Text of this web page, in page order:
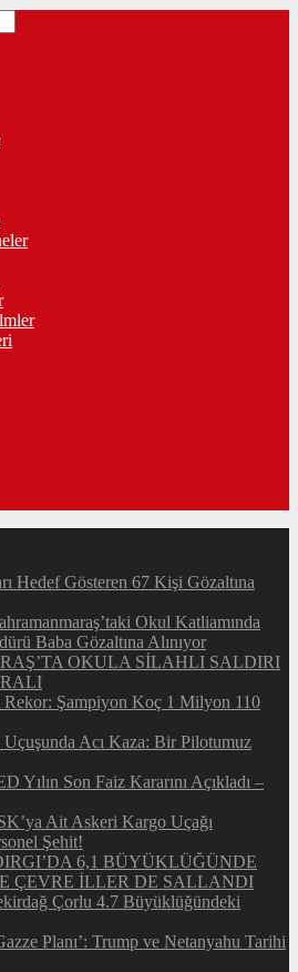
Hedef Gösteren 67 Kişi Gözaltına
Okul Katliamında
Baba Gözaltına Alınıyor
OKULA SİLAHLI SALDIRI
Rekor: Şampiyon Koç 1 Milyon 110
Uçuşunda Acı Kaza: Bir Pilotumuz
Son Faiz Kararını Açıkladı –
Ait Askeri Kargo Uçağı
Şehit!
6,1 BÜYÜKLÜĞÜNDE
ÇEVRE İLLER DE SALLANDI
Çorlu 4.7 Büyüklüğündeki
Planı’: Trump ve Netanyahu Tarihi